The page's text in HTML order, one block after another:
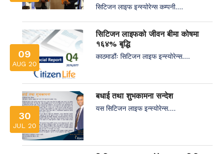
सिटिजन लाइफ इन्स्योरेन्स कम्पनी....
09
AUG 20
सिटिजन लाइफको जीवन बीमा कोषमा
१६४% बृद्धि
काठमाडौंः सिटिजन लाइफ इन्स्योरेन्स....
30
JUL 20
बधाई तथा शुभकामना सन्देश
यस सिटिजन लाइफ इन्स्योरेन्स....